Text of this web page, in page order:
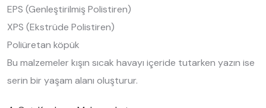
EPS (Genleştirilmiş Polistiren)
XPS (Ekstrüde Polistiren)
Poliüretan köpük
Bu malzemeler kışın sıcak havayı içeride tutarken yazın ise
serin bir yaşam alanı oluşturur.